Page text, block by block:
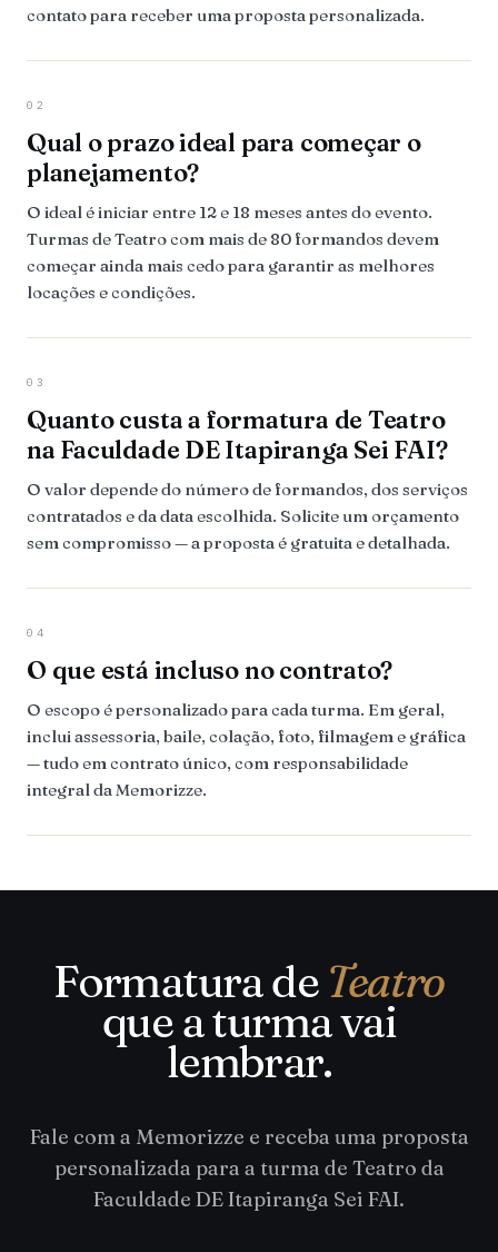
contato para receber uma proposta personalizada.
02
Qual o prazo ideal para começar o
planejamento?
O ideal é iniciar entre 12 e 18 meses antes do evento.
Turmas de Teatro com mais de 80 formandos devem
começar ainda mais cedo para garantir as melhores
locações e condições.
03
Quanto custa a formatura de Teatro
na Faculdade DE Itapiranga Sei FAI?
O valor depende do número de formandos, dos serviços
contratados e da data escolhida. Solicite um orçamento
sem compromisso — a proposta é gratuita e detalhada.
04
O que está incluso no contrato?
O escopo é personalizado para cada turma. Em geral,
inclui assessoria, baile, colação, foto, filmagem e gráfica
— tudo em contrato único, com responsabilidade
integral da Memorizze.
Formatura de Teatro
que a turma vai
lembrar.
Fale com a Memorizze e receba uma proposta
personalizada para a turma de Teatro da
Faculdade DE Itapiranga Sei FAI.